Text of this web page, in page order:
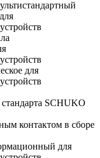
для
стандарта SCHUKO
контактом в сборе
для